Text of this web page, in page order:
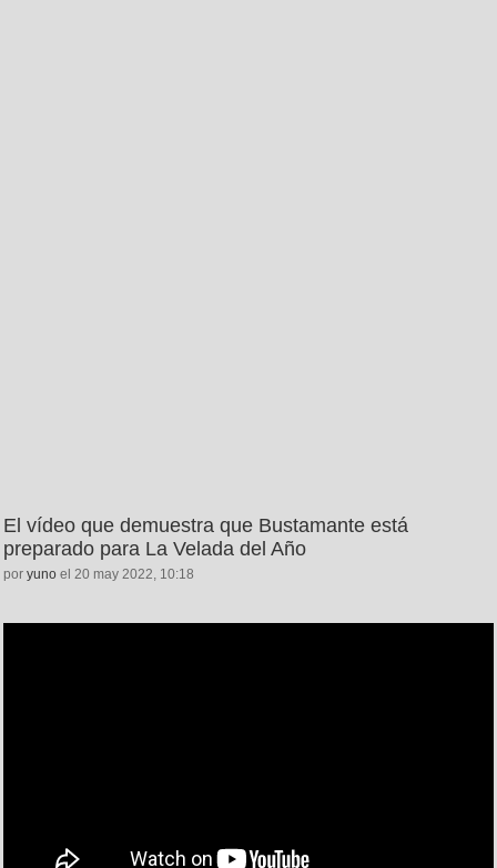
El vídeo que demuestra que Bustamante está
preparado para La Velada del Año
por yuno el 20 may 2022, 10:18